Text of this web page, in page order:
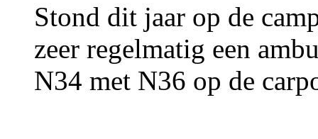
Stond dit jaar op de
zeer regelmatig een
N34 met N36 op de